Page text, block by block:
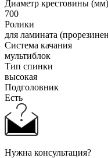
Диаметр крестовины (мм)
700
Ролики
для ламината
Система качания
мультиблок
Тип спинки
высокая
Подголовник
Есть
Нужна консультация?